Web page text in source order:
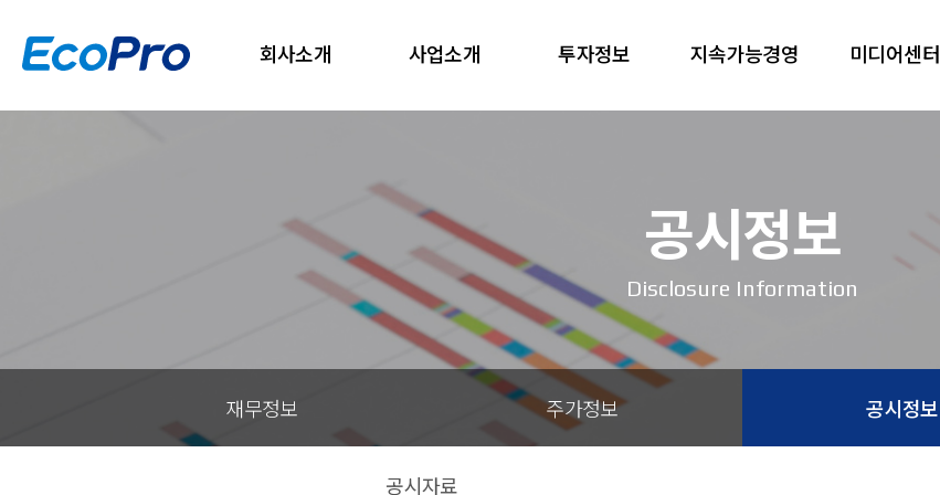
회사소개 사업소개 투자정보 지속가능경영 미디어센터
공시정보
Disclosure Information
재무정보 주가정보 공시정보
공시자료